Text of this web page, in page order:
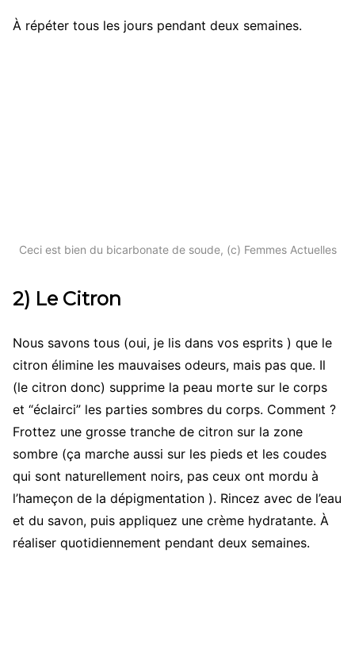
À répéter tous les jours pendant deux semaines.
Ceci est bien du bicarbonate de soude, (c) Femmes Actuelles
2) Le Citron
Nous savons tous (oui, je lis dans vos esprits ) que le
citron élimine les mauvaises odeurs, mais pas que. Il
(le citron donc) supprime la peau morte sur le corps
et “éclairci” les parties sombres du corps. Comment ?
Frottez une grosse tranche de citron sur la zone
sombre (ça marche aussi sur les pieds et les coudes
qui sont naturellement noirs, pas ceux ont mordu à
l’hameçon de la dépigmentation ). Rincez avec de l’eau
et du savon, puis appliquez une crème hydratante. À
réaliser quotidiennement pendant deux semaines.